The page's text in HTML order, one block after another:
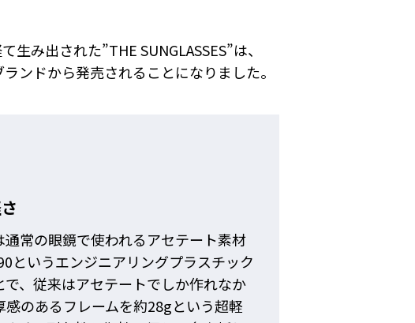
み出された”THE SUNGLASSES”は、
ンドから発売されることになりました。
常の眼鏡で使われるアセテート素材
というエンジニアリングプラスチック
で、従来はアセテートでしか作れなか
感のあるフレームを約28gという超軽